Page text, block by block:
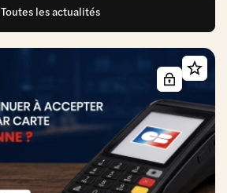
Toutes les actualités